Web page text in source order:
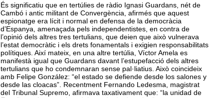
És significatiu que en tertúlies de ràdio Ignasi Guardans, nét de
Cambó i antic militant de Convergència, afirmés que aquest
espionatge era lícit i normal en defensa de la democràcia
d’Espanya, amenaçada pels independentistes, en contra de
l’opinió dels altres tres tertulians, que deien que això vulnerava
l’estat democràtic i els drets fonamentals i exigien responsabilitats
polítiques. Així mateix, en una altre tertúlia, Víctor Amela es
manifestà igual que Guardans davant l’estupefacció dels altres
tertulians que ho condemnaran sense pal·liatius. Això coincideix
amb Felipe González: “el estado se defiende desde los salones y
desde las cloacas”. Recentment Fernando Ledesma, magistrat
del Tribunal Supremo, afirmava taxativament que: “la unidad de